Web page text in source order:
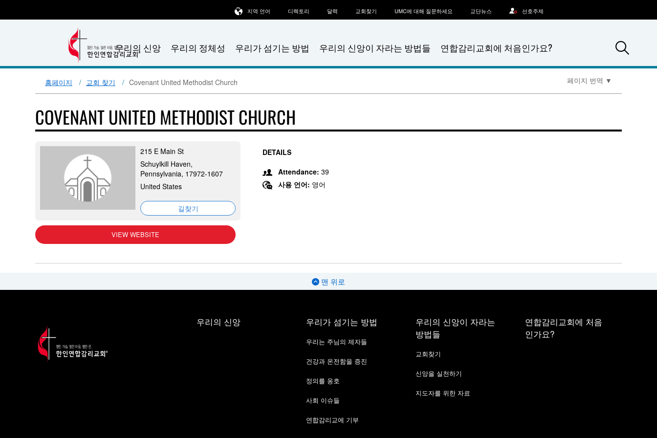
우리의 신앙 우리의 정체성 우리가 섬기는 방법 우리의 신앙이 자라는 방법들 연합감리교회에 처음인가요?
지역 언어 디렉토리 달력 교회찾기 UMC에 대해 질문하세요 교단뉴스 선호주제
홈페이지 교회 찾기 Covenant United Methodist Church 페이지 번역 ▼
COVENANT UNITED METHODIST CHURCH
215 E Main St
Schuylkill Haven,
Pennsylvania, 17972-1607
United States
길찾기
VIEW WEBSITE
DETAILS
Attendance: 39
사용 언어: 영어
맨 위로
우리의 신앙 우리가 섬기는 방법
우리는 주님의 제자들
건강과 온전함을 증진
정의를 옹호
사회 이슈들
연합감리교에 기부
우리의 신앙이 자라는
방법들
교회찾기
신앙을 실천하기
지도자를 위한 자료
연합감리교회에 처음
인가요?